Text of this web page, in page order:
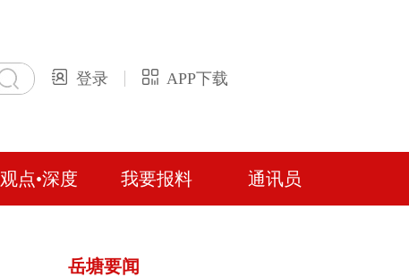
登录 APP下载
观点•深度 我要报料 通讯员
岳塘要闻